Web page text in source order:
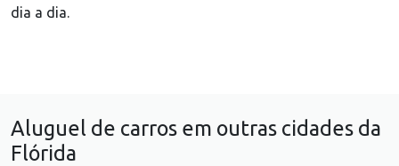
dia a dia.
Aluguel de carros em outras cidades da
Flórida